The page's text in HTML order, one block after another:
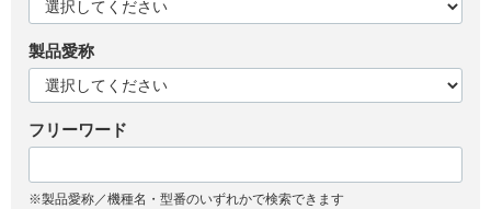
製品愛称
フリーワード
※製品愛称／機種名・型番のいずれかで検索できます